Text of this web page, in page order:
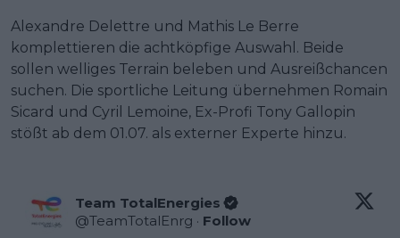
Alexandre Delettre und Mathis Le Berre
komplettieren die achtköpfige Auswahl. Beide
sollen welliges Terrain beleben und Ausreißchancen
suchen. Die sportliche Leitung übernehmen Romain
Sicard und Cyril Lemoine, Ex-Profi Tony Gallopin
stößt ab dem 01.07. als externer Experte hinzu.
Team TotalEnergies
@TeamTotalEnrg · Follow